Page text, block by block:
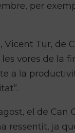
per
Vicent Tur, de
vores de la
a la
el de Can
ressentit, ja